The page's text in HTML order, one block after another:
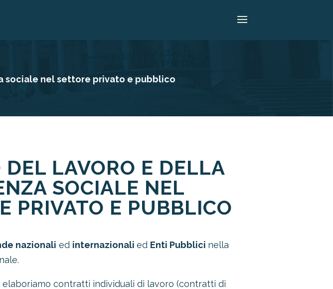
sociale nel settore privato e pubblico
DEL LAVORO E DELLA
SOCIALE NEL
PRIVATO E PUBBLICO
nazionali ed internazionali ed Enti Pubblici nella
contratti individuali di lavoro (contratti di